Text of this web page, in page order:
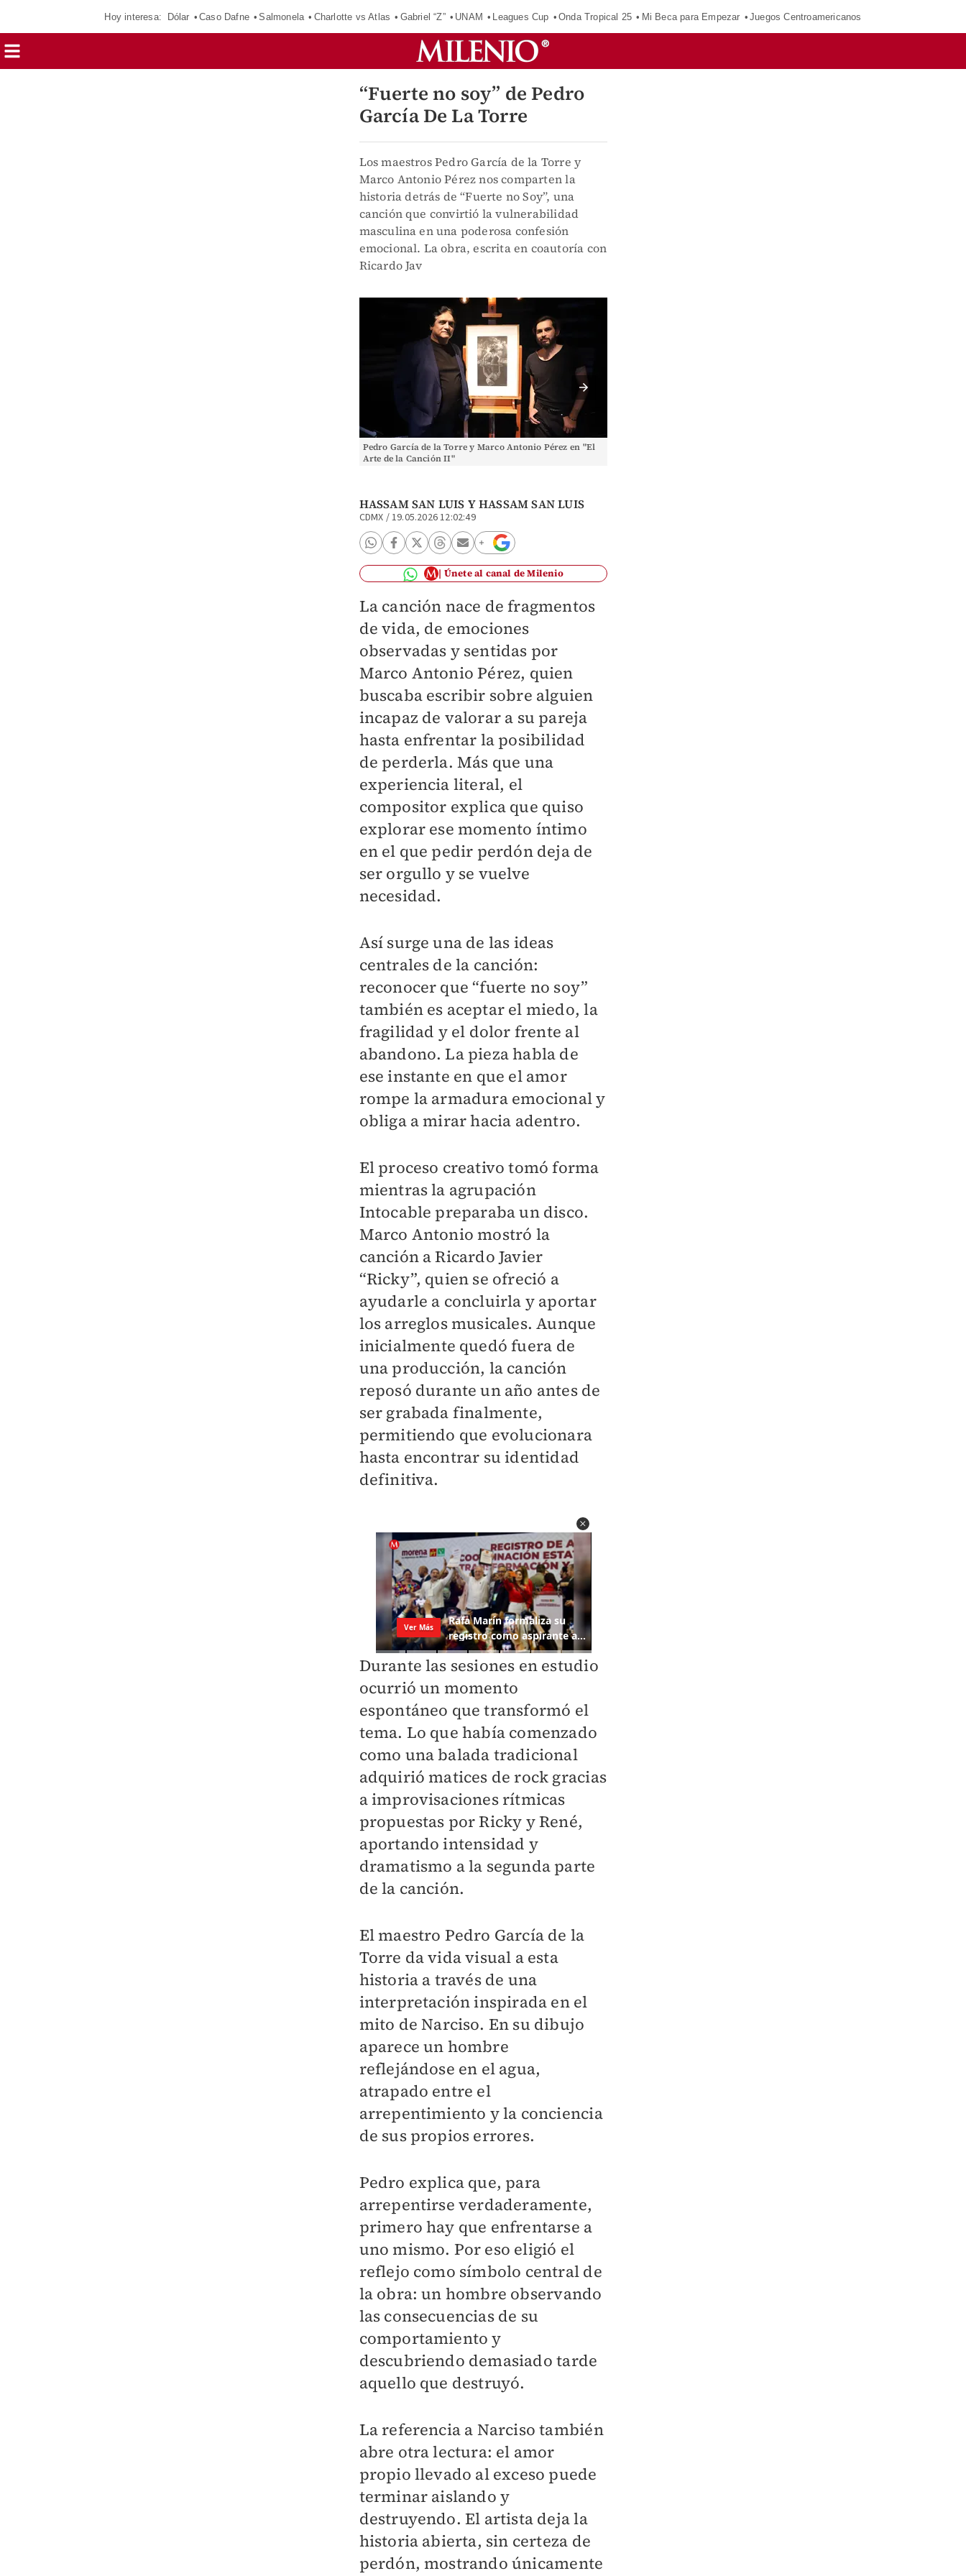
Hoy interesa: Dólar Caso Dafne Salmonela Charlotte vs Atlas Gabriel “Z” UNAM Leagues Cup Onda Tropical 25 Mi Beca para Empezar Juegos Centroamericanos
“Fuerte no soy” de Pedro
García De La Torre
Los maestros Pedro García de la Torre y
Marco Antonio Pérez nos comparten la
historia detrás de “Fuerte no Soy”, una
canción que convirtió la vulnerabilidad
masculina en una poderosa confesión
emocional. La obra, escrita en coautoría con
Ricardo Jav
Pedro García de la Torre y Marco Antonio Pérez en "El
Arte de la Canción II"
HASSAM SAN LUIS Y HASSAM SAN LUIS
CDMX /19.05.2026 12:02:49
Únete al canal de Milenio
La canción nace de fragmentos
de vida, de emociones
observadas y sentidas por
Marco Antonio Pérez, quien
buscaba escribir sobre alguien
incapaz de valorar a su pareja
hasta enfrentar la posibilidad
de perderla. Más que una
experiencia literal, el
compositor explica que quiso
explorar ese momento íntimo
en el que pedir perdón deja de
ser orgullo y se vuelve
necesidad.
Así surge una de las ideas
centrales de la canción:
reconocer que “fuerte no soy”
también es aceptar el miedo, la
fragilidad y el dolor frente al
abandono. La pieza habla de
ese instante en que el amor
rompe la armadura emocional y
obliga a mirar hacia adentro.
El proceso creativo tomó forma
mientras la agrupación
Intocable preparaba un disco.
Marco Antonio mostró la
canción a Ricardo Javier
“Ricky”, quien se ofreció a
ayudarle a concluirla y aportar
los arreglos musicales. Aunque
inicialmente quedó fuera de
una producción, la canción
reposó durante un año antes de
ser grabada finalmente,
permitiendo que evolucionara
hasta encontrar su identidad
definitiva.
Durante las sesiones en estudio
ocurrió un momento
espontáneo que transformó el
tema. Lo que había comenzado
como una balada tradicional
adquirió matices de rock gracias
a improvisaciones rítmicas
propuestas por Ricky y René,
aportando intensidad y
dramatismo a la segunda parte
de la canción.
El maestro Pedro García de la
Torre da vida visual a esta
historia a través de una
interpretación inspirada en el
mito de Narciso. En su dibujo
aparece un hombre
reflejándose en el agua,
atrapado entre el
arrepentimiento y la conciencia
de sus propios errores.
Pedro explica que, para
arrepentirse verdaderamente,
primero hay que enfrentarse a
uno mismo. Por eso eligió el
reflejo como símbolo central de
la obra: un hombre observando
las consecuencias de su
comportamiento y
descubriendo demasiado tarde
aquello que destruyó.
La referencia a Narciso también
abre otra lectura: el amor
propio llevado al exceso puede
terminar aislando y
destruyendo. El artista deja la
historia abierta, sin certeza de
perdón, mostrando únicamente